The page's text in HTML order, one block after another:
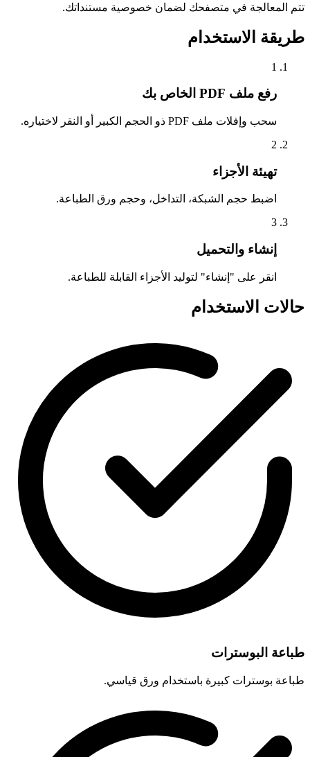
تتم المعالجة في متصفحك لضمان خصوصية مستنداتك.
طريقة الاستخدام
1
رفع ملف PDF الخاص بك
سحب وإفلات ملف PDF ذو الحجم الكبير أو النقر لاختياره.
2
تهيئة الأجزاء
اضبط حجم الشبكة، التداخل، وحجم ورق الطباعة.
3
إنشاء والتحميل
انقر على "إنشاء" لتوليد الأجزاء القابلة للطباعة.
حالات الاستخدام
طباعة البوسترات
طباعة بوسترات كبيرة باستخدام ورق قياسي.